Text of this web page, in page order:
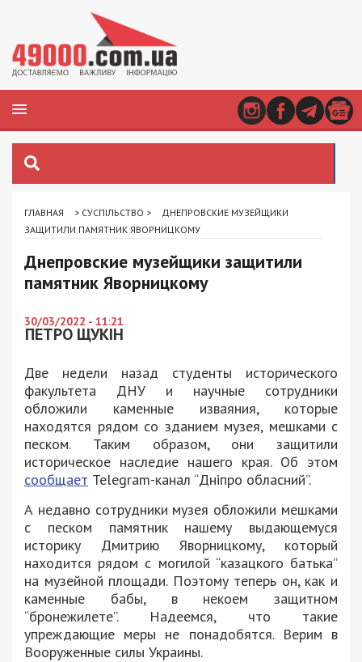
ГЛАВНАЯ > СУСПІЛЬСТВО >
ДНЕПРОВСКИЕ МУЗЕЙЩИКИ
ЗАЩИТИЛИ ПАМЯТНИК ЯВОРНИЦКОМУ
Днепровские музейщики защитили
памятник Яворницкому
30/03/2022 - 11:21
ПЕТРО ЩУКІН
Две недели назад студенты исторического
факультета ДНУ и научные сотрудники
обложили каменные изваяния, которые
находятся рядом со зданием музея, мешками с
песком. Таким образом, они защитили
историческое наследие нашего края. Об этом
сообщает Telegram-канал “Дніпро обласний”.
А недавно сотрудники музея обложили мешками
с песком памятник нашему выдающемуся
историку Дмитрию Яворницкому, который
находится рядом с могилой “казацкого батька”
на музейной площади. Поэтому теперь он, как и
каменные бабы, в некоем защитном
“бронежилете”. Надеемся, что такие
упреждающие меры не понадобятся. Верим в
Вооруженные силы Украины.